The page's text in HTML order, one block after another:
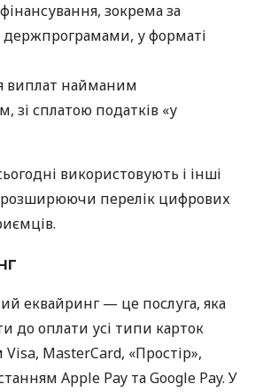
зокрема за
держпрограмами, у форматі
виплат найманим
зі сплатою податків «у
використовують і інші
перелік цифрових
еквайринг — це послуга, яка
до оплати усі типи карток
MasterCard, «Простір»,
Apple Pay та Google Pay. У